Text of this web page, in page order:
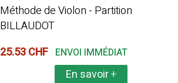
Méthode de Violon - Partition
BILLAUDOT
25.53 CHF ENVOI IMMÉDIAT
En savoir+